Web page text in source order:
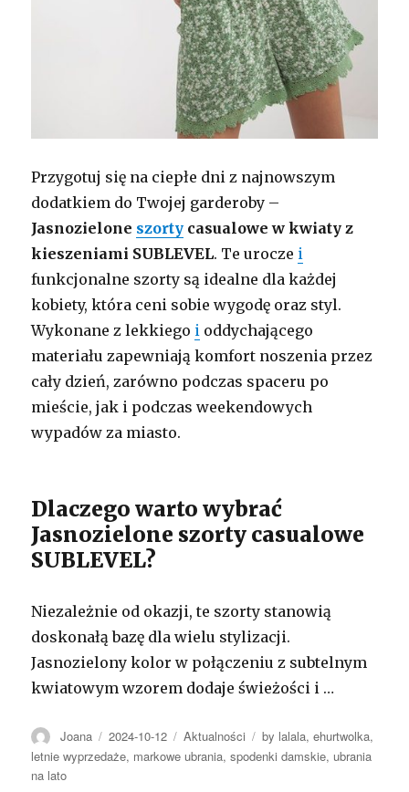
Przygotuj się na ciepłe dni z najnowszym
dodatkiem do Twojej garderoby –
Jasnozielone szorty casualowe w kwiaty z
kieszeniami SUBLEVEL. Te urocze i
funkcjonalne szorty są idealne dla każdej
kobiety, która ceni sobie wygodę oraz styl.
Wykonane z lekkiego i oddychającego
materiału zapewniają komfort noszenia przez
cały dzień, zarówno podczas spaceru po
mieście, jak i podczas weekendowych
wypadów za miasto.
Dlaczego warto wybrać
Jasnozielone szorty casualowe
SUBLEVEL?
Niezależnie od okazji, te szorty stanowią
doskonałą bazę dla wielu stylizacji.
Jasnozielony kolor w połączeniu z subtelnym
kwiatowym wzorem dodaje świeżości i …
Autor
Joana Opublikowano
2024-10-12 Kategorie
Aktualności Tagi
by lalala,ehurtwolka,
letnie wyprzedaże, markowe ubrania,spodenki damskie, ubrania
na lato